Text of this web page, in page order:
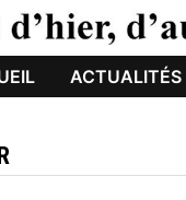
ACTUALITÉS